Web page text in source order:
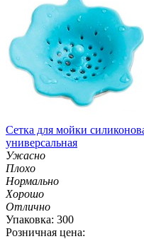
Сетка для мойки
универсальная
Ужасно
Плохо
Нормально
Хорошо
Отлично
Упаковка: 300
Розничная цена: